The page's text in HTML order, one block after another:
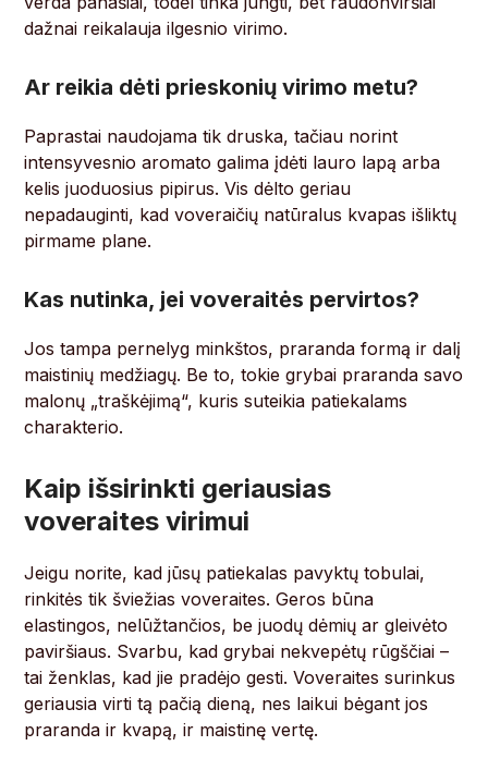
dažnai reikalauja ilgesnio virimo.
Ar reikia dėti prieskonių virimo metu?
Paprastai naudojama tik druska, tačiau norint
intensyvesnio aromato galima įdėti lauro lapą arba
kelis juoduosius pipirus. Vis dėlto geriau
nepadauginti, kad voveraičių natūralus kvapas išliktų
pirmame plane.
Kas nutinka, jei voveraitės pervirtos?
Jos tampa pernelyg minkštos, praranda formą ir dalį
maistinių medžiagų. Be to, tokie grybai praranda savo
malonų „traškėjimą“, kuris suteikia patiekalams
charakterio.
Kaip išsirinkti geriausias
voveraites virimui
Jeigu norite, kad jūsų patiekalas pavyktų tobulai,
rinkitės tik šviežias voveraites. Geros būna
elastingos, nelūžtančios, be juodų dėmių ar gleivėto
paviršiaus. Svarbu, kad grybai nekvepėtų rūgščiai –
tai ženklas, kad jie pradėjo gesti. Voveraites surinkus
geriausia virti tą pačią dieną, nes laikui bėgant jos
praranda ir kvapą, ir maistinę vertę.